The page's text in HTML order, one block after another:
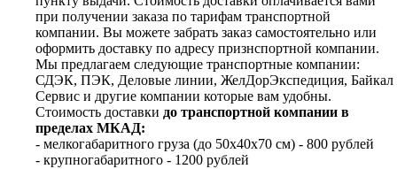
при получении заказа по тарифам транспортной
компании. Вы можете забрать заказ самостоятельно или
оформить доставку по адресу признспортной компании.
Мы предлагаем следующие транспортные компании:
СДЭК, ПЭК, Деловые линии, ЖелДорЭкспедиция, Байкал
Сервис и другие компании которые вам удобны.
Стоимость доставки до транспортной компании в
пределах МКАД:
- мелкогабаритного груза (до 50х40х70 см) - 800 рублей
- крупногабаритного - 1200 рублей